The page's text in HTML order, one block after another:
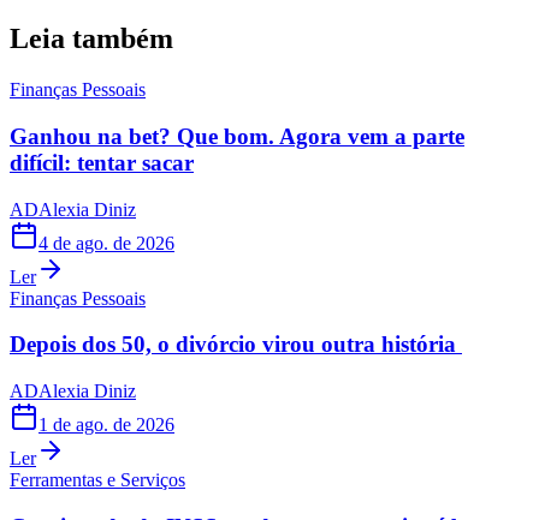
Leia também
Finanças Pessoais
Ganhou na bet? Que bom. Agora vem a parte
difícil: tentar sacar
ADAlexia Diniz
4 de ago. de 2026
Ler
Finanças Pessoais
Depois dos 50, o divórcio virou outra história
ADAlexia Diniz
1 de ago. de 2026
Ler
Ferramentas e Serviços